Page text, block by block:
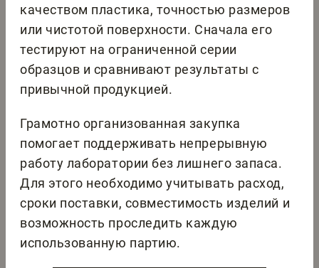
качеством пластика, точностью размеров
или чистотой поверхности. Сначала его
тестируют на ограниченной серии
образцов и сравнивают результаты с
привычной продукцией.
Грамотно организованная закупка
помогает поддерживать непрерывную
работу лаборатории без лишнего запаса.
Для этого необходимо учитывать расход,
сроки поставки, совместимость изделий и
возможность проследить каждую
использованную партию.